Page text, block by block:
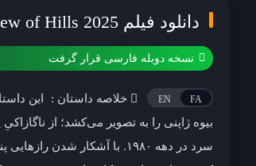
دانلود فیلم A Pale View of Hills 2025
نسخه دوبله فارسی قرار گرفت
FA
EN خلاصه داستان :
این
سرد در دهه ۱۹۸۰. با آشکار